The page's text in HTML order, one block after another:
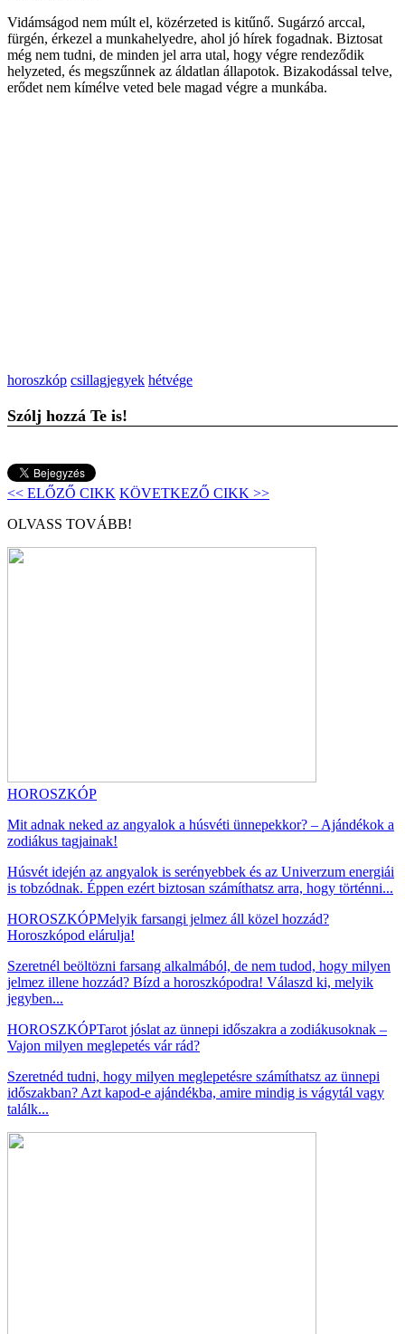
Vidámságod nem múlt el, közérzeted is kitűnő. Sugárzó arccal,
fürgén, érkezel a munkahelyedre, ahol jó hírek fogadnak. Biztosat
még nem tudni, de minden jel arra utal, hogy végre rendeződik
helyzeted, és megszűnnek az áldatlan állapotok. Bizakodással telve,
erődet nem kímélve veted bele magad végre a munkába.
horoszkóp csillagjegyek hétvége
Szólj hozzá Te is!
<< ELŐZŐ CIKK KÖVETKEZŐ CIKK >>
OLVASS TOVÁBB!
HOROSZKÓP
Mit adnak neked az angyalok a húsvéti ünnepekkor? – Ajándékok a
zodiákus tagjainak!
Húsvét idején az angyalok is serényebbek és az Univerzum energiái
is tobzódnak. Éppen ezért biztosan számíthatsz arra, hogy történni...
HOROSZKÓPMelyik farsangi jelmez áll közel hozzád?
Horoszkópod elárulja!
Szeretnél beöltözni farsang alkalmából, de nem tudod, hogy milyen
jelmez illene hozzád? Bízd a horoszkópodra! Válaszd ki, melyik
jegyben...
HOROSZKÓPTarot jóslat az ünnepi időszakra a zodiákusoknak –
Vajon milyen meglepetés vár rád?
Szeretnéd tudni, hogy milyen meglepetésre számíthatsz az ünnepi
időszakban? Azt kapod-e ajándékba, amire mindig is vágytál vagy
találk...